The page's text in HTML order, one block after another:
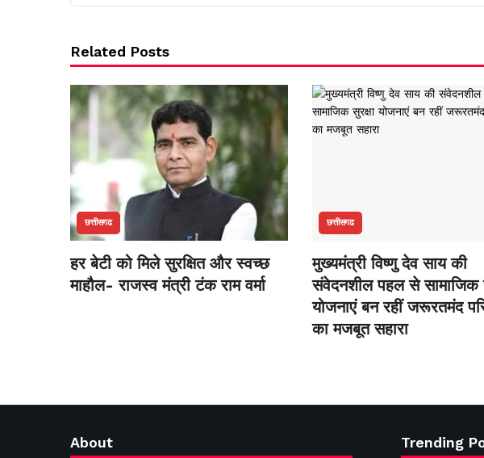
Related Posts
छत्तीसगढ
हर बेटी को मिले सुरक्षित और स्वच्छ
माहौल- राजस्व मंत्री टंक राम वर्मा
छत्तीसगढ
मुख्यमंत्री विष्णु देव साय की
संवेदनशील पहल से सामाजिक
योजनाएं बन रहीं जरूरतमंद
का मजबूत सहारा
About Trending